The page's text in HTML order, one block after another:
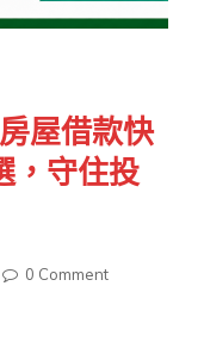
屋借款快
，守住投
0 Comment